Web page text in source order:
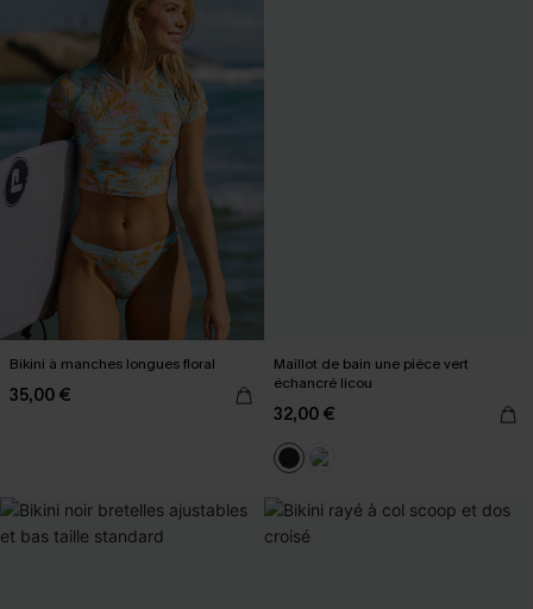
Bikini à manches longues floral
35,00 €
Maillot de bain une pièce vert
échancré licou
32,00 €